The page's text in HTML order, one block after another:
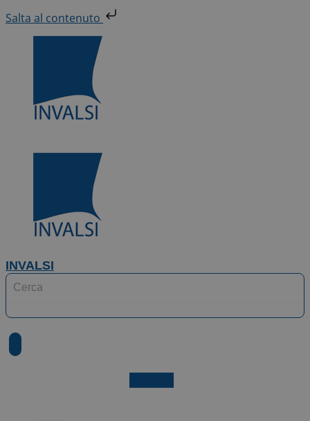
Salta al contenuto
al
INVALSI
Search